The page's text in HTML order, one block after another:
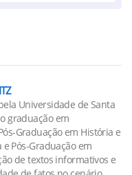
Universidade de Santa
graduação em
Graduação em História e
Pós-Graduação em
de textos informativos e